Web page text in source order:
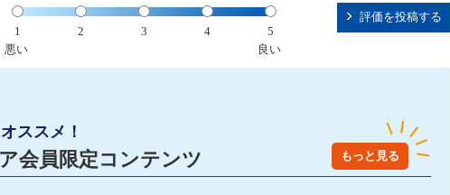
1 2 3 4
5
悪い
良い
評価を投稿する
ススメ！
会員限定コンテンツ もっと見る